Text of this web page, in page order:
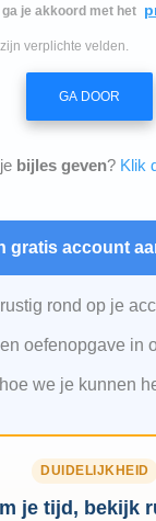
je akkoord met het
verplichte velden.
GA DOOR
bijles geven? Klik
gratis account
rond op je
oefenopgave in
we je kunnen
DUIDELIJKHEID
je tijd, bekijk